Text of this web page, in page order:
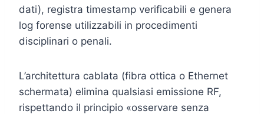
dati), registra timestamp verificabili e genera
log forense utilizzabili in procedimenti
disciplinari o penali.
L’architettura cablata (fibra ottica o Ethernet
schermata) elimina qualsiasi emissione RF,
rispettando il principio «osservare senza